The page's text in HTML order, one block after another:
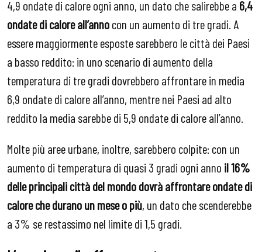
4,9 ondate di calore ogni anno, un dato che salirebbe a 6,4
ondate di calore all’annocon un aumento di tre gradi. A
essere maggiormente esposte sarebbero le città dei Paesi
a basso reddito: in uno scenario di aumento della
temperatura di tre gradi dovrebbero affrontare in media
6,9 ondate di calore all’anno, mentre nei Paesi ad alto
reddito la media sarebbe di 5,9 ondate di calore all’anno.
Molte più aree urbane, inoltre, sarebbero colpite: con un
aumento di temperatura di quasi 3 gradi ogni anno il 16%
delle principali città del mondo dovrà affrontare ondate di
calore che durano un mese o più, un dato che scenderebbe
a 3% se restassimo nel limite di 1,5 gradi.